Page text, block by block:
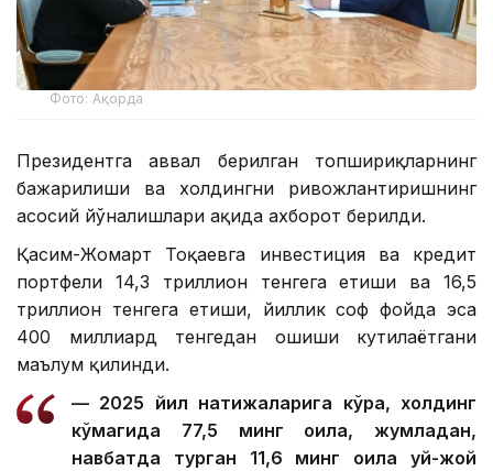
Фото: Ақорда
Президентга аввал берилган топшириқларнинг
бажарилиши ва холдингни ривожлантиришнинг
асосий йўналишлари ҳақида ахборот берилди.
Қасим-Жомарт Тоқаевга инвестиция ва кредит
портфели 14,3 триллион тенгега етиши ва 16,5
триллион тенгега етиши, йиллик соф фойда эса
400 миллиард тенгедан ошиши кутилаётгани
маълум қилинди.
— 2025 йил натижаларига кўра, холдинг
кўмагида 77,5 минг оила, жумладан,
навбатда турган 11,6 минг оила уй-жой